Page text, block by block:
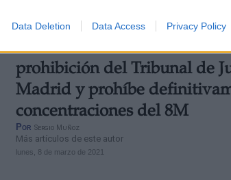
Data Deletion Data Access Privacy Policy
El Tribunal Constitucional
prohibición del Tribunal de
Madrid y prohíbe
concentraciones del 8M
Por Sergio Muñoz
Más artículos de este autor
lunes, 8 de marzo de 2021